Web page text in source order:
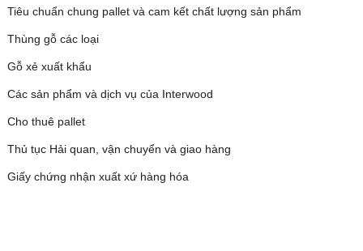
Tiêu chuẩn chung pallet và cam kết chất lượng sản phẩm
Thùng gỗ các loại
Gỗ xẻ xuất khẩu
Các sản phẩm và dịch vụ của Interwood
Cho thuê pallet
Thủ tục Hải quan, vận chuyển và giao hàng
Giấy chứng nhận xuất xứ hàng hóa